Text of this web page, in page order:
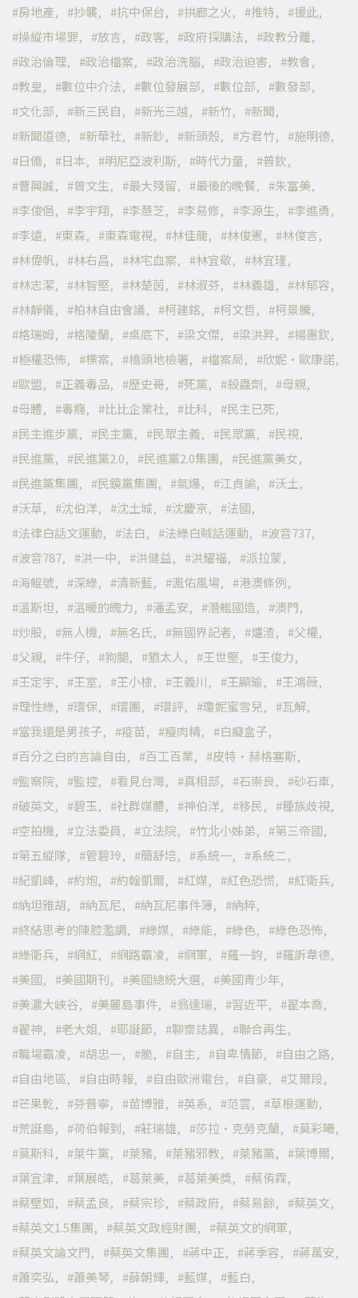
房地產
抄襲 抗中保台 拱廊之火 推特
援此
操縱市場罪
放言 政客 政府採購法
政教分離
政治倫理
政治檔案 政治洗腦 政治迫害
教會
教皇
數位中介法 數位發展部 數位部
數發部
文化部
新三民自 新光三越 新竹
新聞
新聞道德
新華社 新鈔 新頭殼 方君竹
施明德
日僑
日本 明尼亞波利斯 時代力量
普欽
曹興誠
曾文生 最大殘留 最後的晚餐
朱富美
李俊俋
李宇翔 李慧芝 李易修 李源生
李進勇
李遠
東森 東森電視 林佳龍 林俊憲
林俊言
林偉帆
林右昌 林宅血案 林宜敬
林宜瑾
林志潔
林智堅 林楚茵 林淑芬 林義雄
林郁容
林靜儀
柏林自由會議 柯建銘 柯文哲
柯景騰
格瑞姆
格陵蘭 桌底下 梁文傑 梁洪昇
楊惠欽
極權恐怖
標案 橋頭地檢署 檔案局
欣妮·歐康諾
歐盟
正義毒品 歷史哥 死黨 殺蟲劑
母親
母體
毒癮 比比企業社 比科
民主已死
民主進步黨
民主黨 民眾主義 民眾黨
民視
民進黨
民進黨2.0 民進黨2.0集團
民進黨美女
民進黨集團
民鏡黨集團 氣爆 江貞諭
沃土
沃草
沈伯洋 沈土城 沈慶京
法國
法律白話文運動
法白 法綠白賊話運動
波音737
波音787
洪一中 洪健益 洪耀福
派拉蒙
海鯤號
深綠 清新藍 渢佑風場
港澳條例
溫斯坦
溫暖的魄力 潘孟安 潛艦國造
澳門
炒股
無人機 無名氏 無國界記者 爐渣
父權
父親
牛仔 狗腿 猶太人 王世堅
王俊力
王定宇
王室 王小棣 王義川 王顯瑜
王鴻薇
理性綠
環保 環團 環評 瓊妮蜜雪兒
瓦解
當我還是男孩子
疫苗 瘦肉精
白癡盒子
百分之白的言論自由
百工百業
皮特·赫格塞斯
監察院
監控 看見台灣 真相部 石崇良
砂石車
破英文
碧玉 社群媒體 神伯洋 移民
種族歧視
空拍機
立法委員 立法院 竹北小姊弟
第三帝國
第五縱隊
管碧玲 簡舒培 系統一
系統二
紀凱峰
約炮 約翰凱爾 紅媒 紅色恐慌
紅衛兵
納坦雅胡
納瓦尼 納瓦尼事件簿
納粹
終結思考的陳腔濫調
綠媒 綠能 綠色
綠色恐怖
綠衛兵
網紅 網路霸凌 網軍 羅一鈞
羅訴韋德
美國
美國期刊 美國總統大選
美國青少年
美濃大峽谷
美麗島事件 翁達瑞 習近平
翟本喬
翟神
老大姐 耶誕節 聊齋誌異
聯合再生
職場霸凌
胡忠一 脆 自主 自卑情節
自由之路
自由地區
自由時報 自由歐洲電台 自豪
艾爾段
芒果乾
芬普寧 苗博雅 英系 范雲
草根運動
荒誕島
荷伯報到 莊瑞雄 莎拉·克勞克蘭
莫彩曦
莫斯科
萊牛黨 萊豬 萊豬邪教 萊豬黨
葉博爾
葉宜津
葉展皓 葛萊美 葛萊美獎
蔡侑霖
蔡壁如
蔡孟良 蔡宗珍 蔡政府 蔡易餘
蔡英文
蔡英文1.5集團
蔡英文政經財團
蔡英文的網軍
蔡英文論文門
蔡英文集團 蔣中正 蔣季容
蔣萬安
蕭奕弘
蕭美琴 薛朝輝 藍媒
藍白